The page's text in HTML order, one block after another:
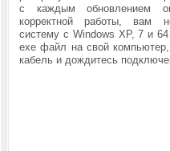
с каждым обновлением
корректной работы, вам
систему с Windows XP, 7 и 64
ехе файл на свой
кабель и дождитесь